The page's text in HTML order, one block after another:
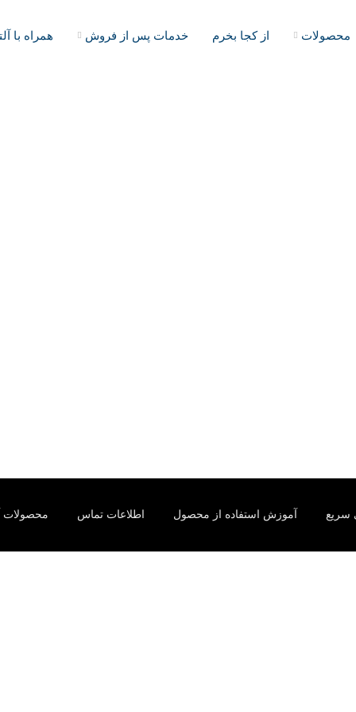
محصولات از کجا بخرم خدمات پس از فروش همراه با
سریع آموزش استفاده از محصول اطلاعات تماس محصولات